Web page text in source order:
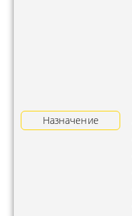
Назначение